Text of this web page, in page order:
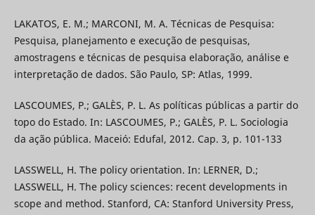
LAKATOS, E. M.; MARCONI, M. A. Técnicas de Pesquisa:
Pesquisa, planejamento e execução de pesquisas,
amostragens e técnicas de pesquisa elaboração, análise e
interpretação de dados. São Paulo, SP: Atlas, 1999.
LASCOUMES, P.; GALÈS, P. L. As políticas públicas a partir do
topo do Estado. In: LASCOUMES, P.; GALÈS, P. L. Sociologia
da ação pública. Maceió: Edufal, 2012. Cap. 3, p. 101-133
LASSWELL, H. The policy orientation. In: LERNER, D.;
LASSWELL, H. The policy sciences: recent developments in
scope and method. Stanford, CA: Stanford University Press,